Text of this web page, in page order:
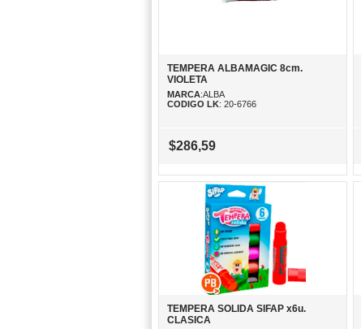
TEMPERA ALBAMAGIC 8cm.
VIOLETA
MARCA:ALBA
CODIGO LK: 20-6766
$286,59
TEMPERA SOLIDA SIFAP x6u.
CLASICA